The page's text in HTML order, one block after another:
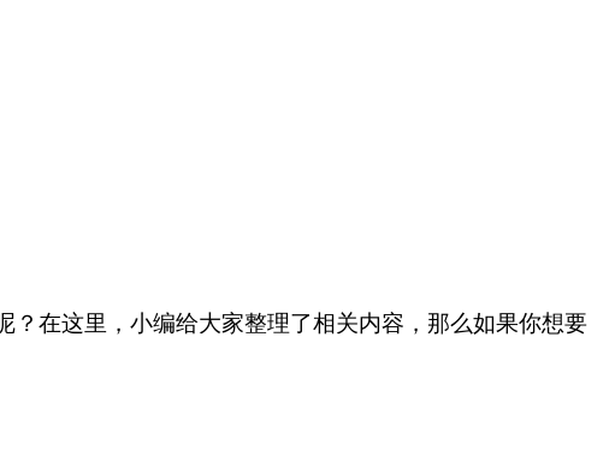
在这里，小编给大家整理了相关内容，那么如果你想要